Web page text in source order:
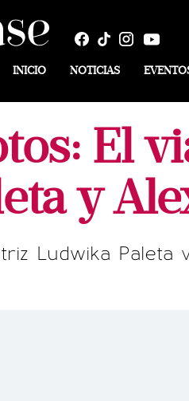
INICIO NOTICIAS
El
y
Ludwika